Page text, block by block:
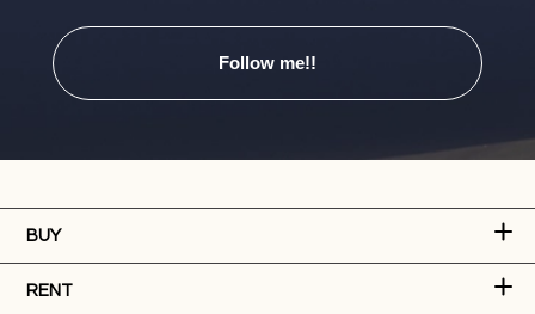
Follow me!!
BUY
RENT